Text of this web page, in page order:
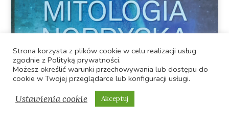
Strona korzysta z plików cookie w celu realizacji usług
zgodnie z Polityką prywatności.
Możesz określić warunki przechowywania lub dostępu do
cookie w Twojej przeglądarce lub konfiguracji usługi.
Ustawienia cookie Akceptuj